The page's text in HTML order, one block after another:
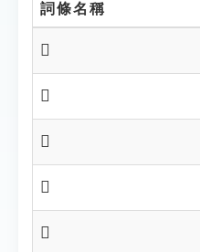
詞條名稱
𦗥
𦗦
𦗧
𦗨
𦗩